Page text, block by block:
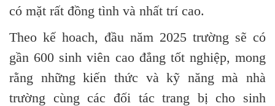
có mặt rất đồng tình và nhất trí cao.
Theo kế hoach, đầu năm 2025 trường sẽ có
gần 600 sinh viên cao đẳng tốt nghiệp, mong
rằng những kiến thức và kỹ năng mà nhà
trường cùng các đối tác trang bị cho sinh